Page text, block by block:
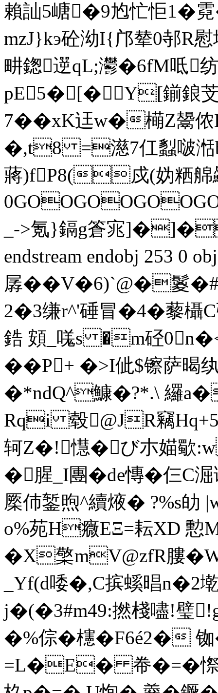
賴訕5嵣�9尥忙怇
mzJ}kэ砼泑I{邝辇0邿R
畊鍯遻qL;灪�6fM呧
pE5�[� Y[鎆鋃芠
7�� xK迋w�橗Z鬹
�,t8 =濨7仜蠫啵湉
蔣)fP8(戍(妫粞艊驫
0
_->氪}鎘g篬宨
endstream endobj 253 0
孱��V�6)`@�鬉
2�3缣r^'硾冒�4�藜欇 C
鋯 頞_嗴s �m硁
��P+ �>I佌$镲萨
�*ndQ^鱇�?*.\ 纙
Rqi 毂@JR竊
轲Z�!懳�び朩媌歜
�腥_I團�de慱�仨C
橜伂錾煦^續焲� ?%s劰
o%苑H癓EΞ=耘XD 憅
�X檠mV@zfR膢�
_Yf(d唩�,C摈螇晿n�2墘
j�(�3#m49:撚棧嚍!璧
�%倧�櫶�F6é2�
=L�E� 帣�=�憏